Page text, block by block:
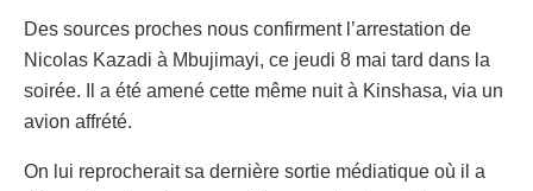
Des sources proches nous confirment l’arrestation de
Nicolas Kazadi à Mbujimayi, ce jeudi 8 mai tard dans la
soirée. Il a été amené cette même nuit à Kinshasa, via un
avion affrété.
On lui reprocherait sa dernière sortie médiatique où il a